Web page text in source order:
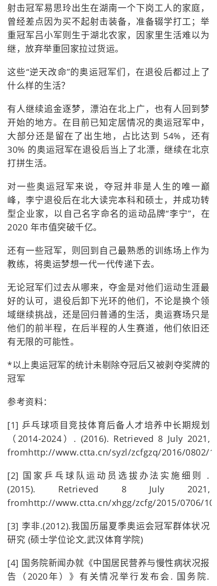
射击冠军易思玲出生在湖南一个下岗工人的家庭，
曾经差点因为买不起射击装备，准备辍学打工；举
重冠军吕小军则生于湖北农家，因家里生活难以为
继，放弃举重回家拉过货运。
这些“逆天改命”的奥运冠军们，在退役后都过上了
什么样的生活？
有人继续追金逐梦，漂泊在北上广，也有人回到梦
开始的地方。在目前已知定居情况的奥运冠军中，
大部分还是留在了出生地，占比达到 54%，还有
30% 的奥运冠军在退役后当上了北漂，继续在北京
打拼生活。
对一些奥运冠军来说，夺冠并非是人生的唯一巅
峰，李宁退役后在北大读完本科和硕士，并成功转
型企业家，以自己名字命名的运动品牌“李宁”，在
2020 年市值突破千亿。
还有一些冠军，则回到自己最熟悉的训练场上作为
教练，将奥运梦想一代一代传递下去。
无论冠军们过去从哪来，夺金是对他们运动生涯最
好的认可，退役后卸下光环的他们，不论是换个领
域继续挑战，还是回归普通的生活，奥运赛场只是
他们的前半程，在后半程的人生赛道，他们依旧还
有无限的可能性。
*以上奥运冠军的统计未剔除夺冠后又被剥夺奖牌的
冠军
参考资料：
[1] 乒乓球项目竞技体育后备人才培养中长期规划
（2014-2024）. (2016). Retrieved 8 July 2021,
fromhttp://www.ctta.cn/syzl/zcfgzq/2016/0802/
[2] 国家乒乓球队运动员选拔办法实施细则 .
(2015). Retrieved 8 July 2021,
fromhttp://www.ctta.cn/xhgg/zcfg/2015/0706/
[3] 李非.(2012).我国历届夏季奥运会冠军群体状况
研究 (硕士学位论文,武汉体育学院)
[4] 国务院新闻办就《中国居民营养与慢性病状况报
告（2020年）》有关情况举行发布会. 国务院.